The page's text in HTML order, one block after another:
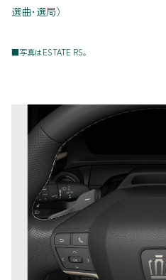
選曲･選局）
■写真はESTATE RS。